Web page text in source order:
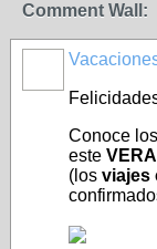
Comment Wall:
Conoce los
este
(los viajes